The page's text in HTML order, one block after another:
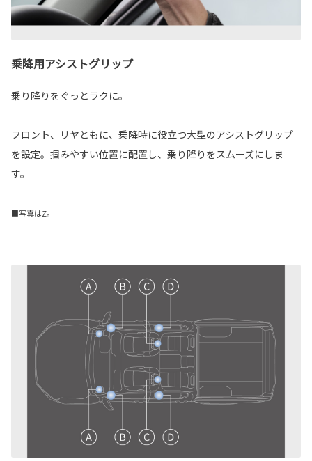
乗降用アシストグリップ
乗り降りをぐっとラクに。
フロント、リヤともに、乗降時に役立つ大型のアシストグリップ
を設定。掴みやすい位置に配置し、乗り降りをスムーズにしま
す。
■写真はZ。